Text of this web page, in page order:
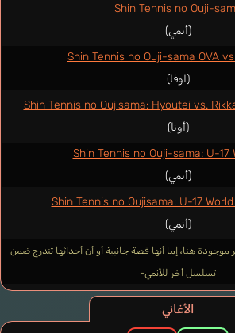
Shin Tennis no Ouji-
(أنمي)
Shin Tennis no Ouji-sama OVA
(اوفا)
Shin Tennis no Oujisama: Hyoutei vs.
(أونا)
Shin Tennis no Ouji-sama: U-17
(أنمي)
Shin Tennis no Oujisama: U-17
(أنمي)
هنا، إما أنها قصة جانبية أو أن أحداثها تندرج ضمن
تسلسل أخر للأنمي-
الأغاني